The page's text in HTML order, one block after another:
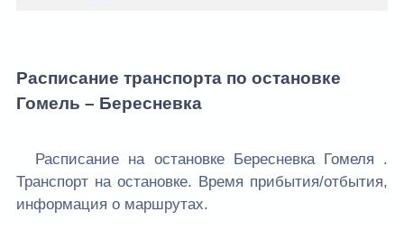
Расписание транспорта по остановке
Гомель – Бересневка
Расписание на остановке Бересневка Гомеля .
Транспорт на остановке. Время прибытия/отбытия,
информация о маршрутах.